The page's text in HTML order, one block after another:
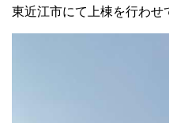
東近江市にて上棟を行わせ